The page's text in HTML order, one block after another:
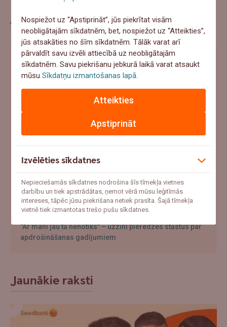
Aptauja
Ja šovasar notiktu negadījums un pēkšņi
vajadzētu 1000+ eur, ko tu darītu?
Ņemtu no uzkrājumiem
Paļautos uz apdrošināšanu
Atbildēt
"Ar mani jau tā nenotiks" – uzzini pieredzes stāstus par
apdrošināšanas gadījumiem
Jaunākie raksti
Nospiežot uz “Apstiprināt”, jūs piekrītat visām
neobligātajām sīkdatnēm, bet, nospiežot uz “Atteikties”,
jūs atsakāties no šīm sīkdatnēm. Tālāk varat arī
pārvaldīt savu izvēli attiecībā uz neobligātajām
sīkdatnēm. Savu piekrišanu jebkurā laikā varat atsaukt
mūsuSīkdatņu izmantošanas lapā
Apstiprināt
Atteikties
Izvēlēties sīkdatnes
Nepieciešamās sīkdatnes nodrošina šīs tīmekļa vietnes
darbību un tiek apstrādātas, ņemot vērā mūsu leģitīmās
intereses, tāpēc jūsu piekrišana netiek prasīta. Šajā tīmekļa
vietnē tiek izmantotas trešo pušu sīkdatnes.